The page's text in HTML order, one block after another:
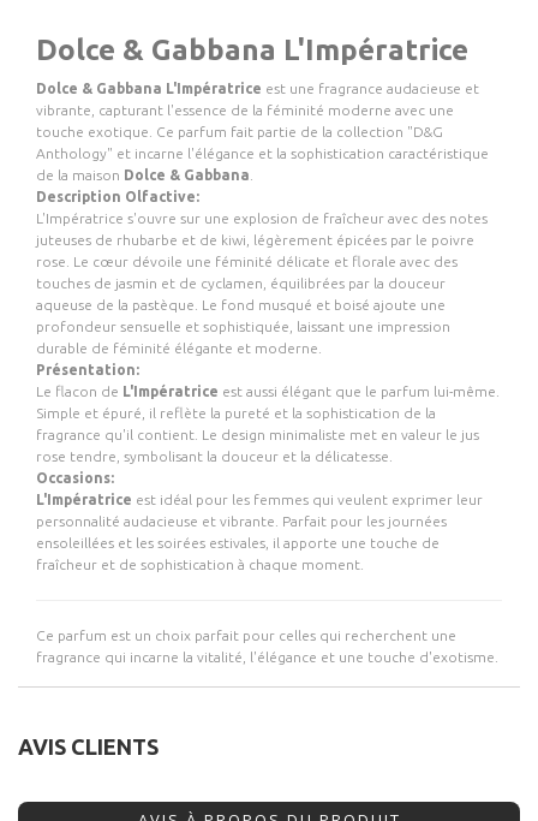
Dolce & Gabbana L'Impératrice
Dolce & Gabbana L'Impératrice est une fragrance audacieuse et
vibrante, capturant l'essence de la féminité moderne avec une
touche exotique. Ce parfum fait partie de la collection "D&G
Anthology" et incarne l'élégance et la sophistication caractéristique
de la maison Dolce & Gabbana
Description Olfactive:
L'Impératrice s'ouvre sur une explosion de fraîcheur avec des notes
juteuses de rhubarbe et de kiwi, légèrement épicées par le poivre
rose. Le cœur dévoile une féminité délicate et florale avec des
touches de jasmin et de cyclamen, équilibrées par la douceur
aqueuse de la pastèque. Le fond musqué et boisé ajoute une
profondeur sensuelle et sophistiquée, laissant une impression
durable de féminité élégante et moderne.
Présentation:
Le flacon de L'Impératrice est aussi élégant que le parfum lui-même.
Simple et épuré, il reflète la pureté et la sophistication de la
fragrance qu'il contient. Le design minimaliste met en valeur le jus
rose tendre, symbolisant la douceur et la délicatesse.
Occasions:
L'Impératrice est idéal pour les femmes qui veulent exprimer leur
personnalité audacieuse et vibrante. Parfait pour les journées
ensoleillées et les soirées estivales, il apporte une touche de
fraîcheur et de sophistication à chaque moment.
Ce parfum est un choix parfait pour celles qui recherchent une
fragrance qui incarne la vitalité, l'élégance et une touche d'exotisme.
AVIS CLIENTS